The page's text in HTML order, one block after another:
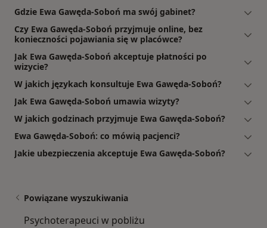
Gdzie Ewa Gawęda-Soboń ma swój gabinet?
Czy Ewa Gawęda-Soboń przyjmuje online, bez
konieczności pojawiania się w placówce?
Jak Ewa Gawęda-Soboń akceptuje płatności po
wizycie?
W jakich językach konsultuje Ewa Gawęda-Soboń?
Jak Ewa Gawęda-Soboń umawia wizyty?
W jakich godzinach przyjmuje Ewa Gawęda-Soboń?
Ewa Gawęda-Soboń: co mówią pacjenci?
Jakie ubezpieczenia akceptuje Ewa Gawęda-Soboń?
Powiązane wyszukiwania
Psychoterapeuci w pobliżu